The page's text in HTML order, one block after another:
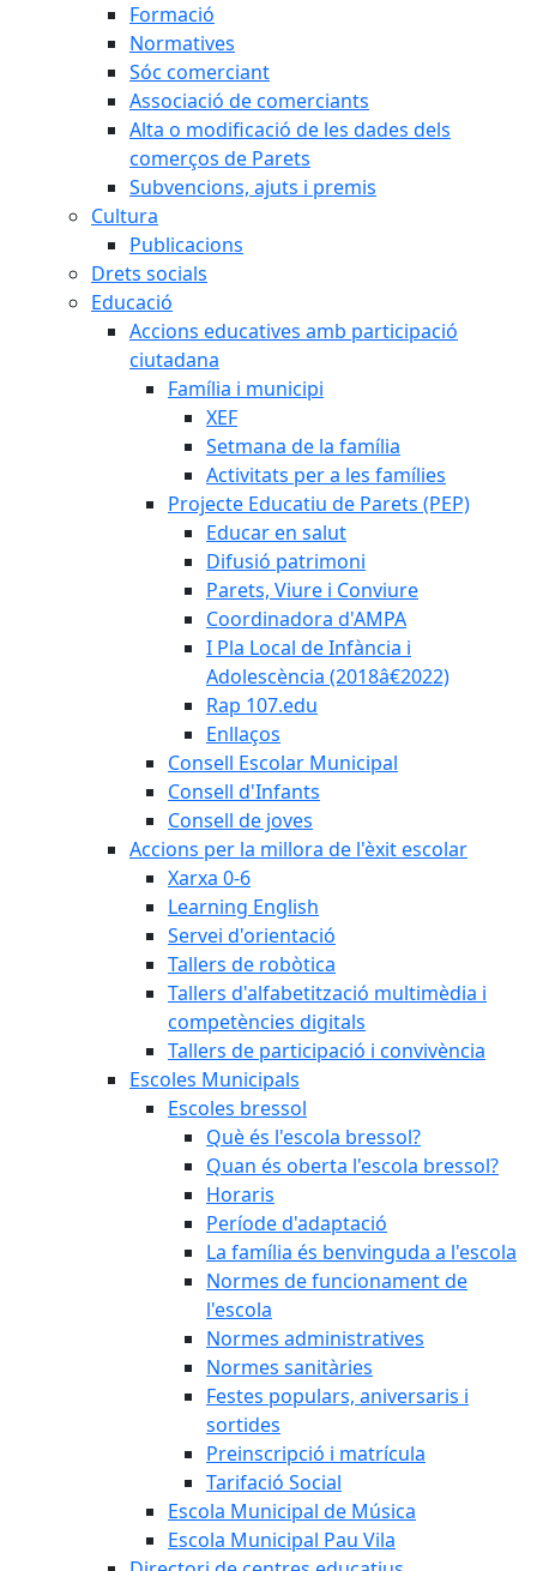
Formació
Normatives
Sóc comerciant
Associació de comerciants
Alta o modificació de les dades dels
comerços de Parets
Subvencions, ajuts i premis
Cultura
Publicacions
Drets socials
Educació
Accions educatives amb participació
ciutadana
Família i municipi
XEF
Setmana de la família
Activitats per a les famílies
Projecte Educatiu de Parets (PEP)
Educar en salut
Difusió patrimoni
Parets, Viure i Conviure
Coordinadora d'AMPA
I Pla Local de Infància i
Adolescència (2018â€2022)
Rap 107.edu
Enllaços
Consell Escolar Municipal
Consell d'Infants
Consell de joves
Accions per la millora de l'èxit escolar
Xarxa 0-6
Learning English
Servei d'orientació
Tallers de robòtica
Tallers d'alfabetització multimèdia i
competències digitals
Tallers de participació i convivència
Escoles Municipals
Escoles bressol
Què és l'escola bressol?
Quan és oberta l'escola bressol?
Horaris
Període d'adaptació
La família és benvinguda a l'escola
Normes de funcionament de
l'escola
Normes administratives
Normes sanitàries
Festes populars, aniversaris i
sortides
Preinscripció i matrícula
Tarifació Social
Escola Municipal de Música
Escola Municipal Pau Vila